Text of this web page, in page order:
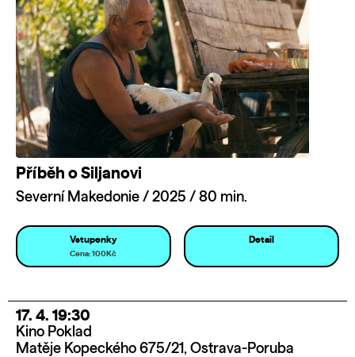
Příběh o Siljanovi
Severní Makedonie / 2025 / 80 min.
Vstupenky
Cena: 100Kč
Detail
17. 4. 19:30
Kino Poklad
Matěje Kopeckého 675/21, Ostrava-Poruba